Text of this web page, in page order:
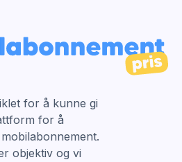
for å kunne gi
for å
objektiv og vi